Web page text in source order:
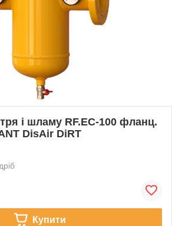
і шламу RF.EC-100 фланц.
DisAir DiRT
Купити